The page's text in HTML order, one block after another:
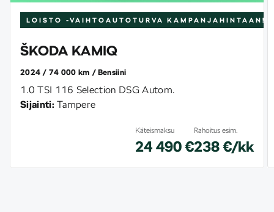
LOISTO -VAIHTOAUTOTURVA KAMPANJAHINTAAN!
ŠKODA KAMIQ
2024 74 000 km Bensiini
1.0 TSI 116 Selection DSG Autom.
Sijainti: Tampere
Käteismaksu
24 490 €
Rahoitus esim.
238 €/kk